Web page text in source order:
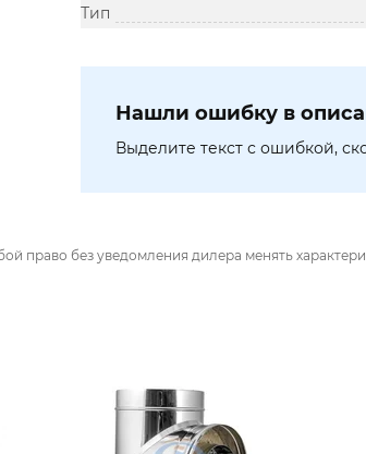
Тип
Нашли ошибку в
Выделите текст с ошибкой,
право без уведомления дилера менять